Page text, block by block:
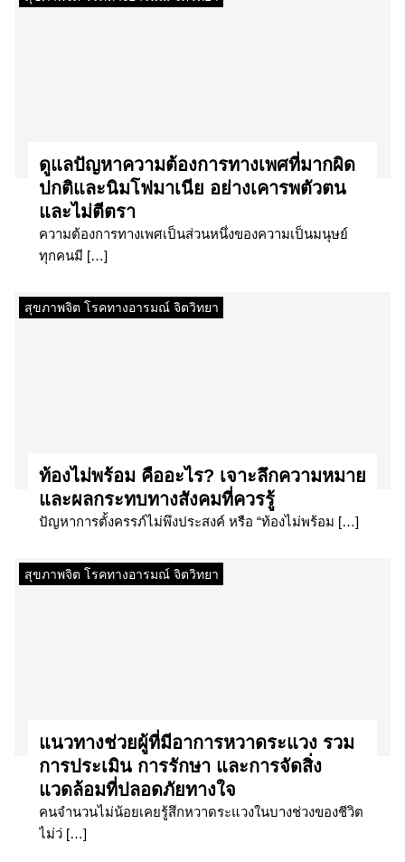
ดูแลปัญหาความต้องการทางเพศที่มากผิด
ปกติและนิมโฟมาเนีย อย่างเคารพตัวตน
และไม่ตีตรา
ความต้องการทางเพศเป็นส่วนหนึ่งของความเป็นมนุษย์
ทุกคนมี […]
สุขภาพจิต โรคทางอารมณ์ จิตวิทยา
ท้องไม่พร้อม คืออะไร? เจาะลึกความหมาย
และผลกระทบทางสังคมที่ควรรู้
ปัญหาการตั้งครรภ์ไม่พึงประสงค์ หรือ “ท้องไม่พร้อม […]
สุขภาพจิต โรคทางอารมณ์ จิตวิทยา
แนวทางช่วยผู้ที่มีอาการหวาดระแวง รวม
การประเมิน การรักษา และการจัดสิ่ง
แวดล้อมที่ปลอดภัยทางใจ
คนจำนวนไม่น้อยเคยรู้สึกหวาดระแวงในบางช่วงของชีวิต
ไม่ว่ […]